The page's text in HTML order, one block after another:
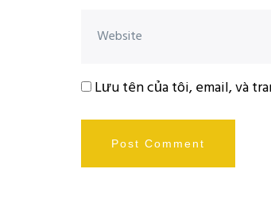
Lưu tên của tôi, email, và